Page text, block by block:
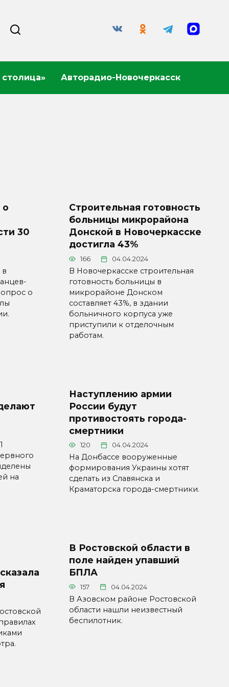
Авторадио-Новочеркасск
о
30
в
о
Строительная готовность
больницы микрорайона
Донской в Новочеркасске
достигла 43%
166 04.04.2024
В Новочеркасске строительная
готовность больницы в
микрорайоне Донском
составляет 43%, в здании
больничного корпуса уже
приступили к отделочным
работам.
на
Наступлению армии
России будут
противостоять города-
смертники
120 04.04.2024
На Донбассе вооруженные
формирования Украины хотят
сделать из Славянска и
Краматорска города-смертники.
В Ростовской области в
поле найден упавший
БПЛА
157 04.04.2024
В Азовском районе Ростовской
области нашли неизвестный
беспилотник.